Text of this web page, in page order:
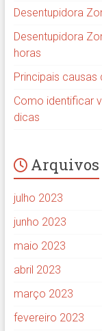
Desentupidora
Desentupidora
horas
Principais
Como identificar
dicas
Arquivos
julho 2023
junho 2023
maio 2023
abril 2023
março 2023
fevereiro 2023